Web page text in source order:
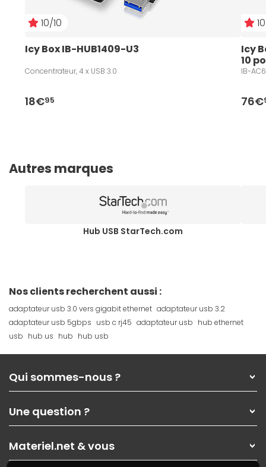
10/10
Icy Box IB-HUB1409-U3
Concentrateur, 4 x USB 3.0
18€95
Icy
10
IB-
76€
Autres marques
Hub USB StarTech.com
Nos clients recherchent aussi :
adaptateur usb 3.0 vers gigabit ethernet adaptateur usb 3.2
adaptateur usb 5gbps usb c rj45 adaptateur usb hub ethernet
usb hub us hub hub usb
Qui sommes-nous ?
Nos services
Les magasins Materiel.net
Nos solutions pour les pros
Contactez-nous
Une question ?
Paiement, livraison
Garanties,Pack Zen
Materiel.net & vous